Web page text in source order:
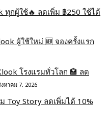
ทุกผู้ใช้🔥 ลดเพิ่ม ฿250 ใช้ได้
ผู้ใช้ใหม่ 🆕 จองครั้งแรก
โรงแรมทั่วโลก 🏩 ลด
หาคม 7, 2026
Toy Story ลดเพิ่มได้ 10%